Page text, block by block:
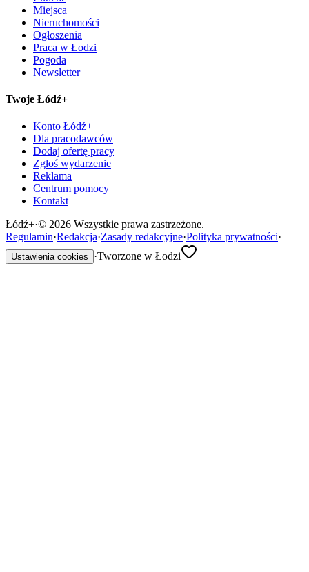
Miejsca
Nieruchomości
Ogłoszenia
Praca w Łodzi
Pogoda
Newsletter
Twoje Łódź+
Konto Łódź+
Dla pracodawców
Dodaj ofertę pracy
Zgłoś wydarzenie
Reklama
Centrum pomocy
Kontakt
Łódź+·© 2026 Wszystkie prawa zastrzeżone.
Regulamin·Redakcja·Zasady redakcyjne·Polityka prywatności·
Ustawienia cookies ·Tworzone w Łodzi